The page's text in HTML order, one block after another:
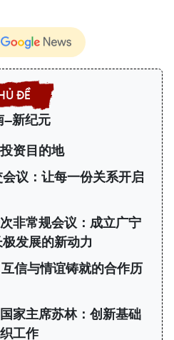
—新纪元
资目的地
议：让每一份关系开启
非常规会议：成立广宁
发展的新动力
信与情谊铸就的合作历
家主席苏林：创新基础
工作